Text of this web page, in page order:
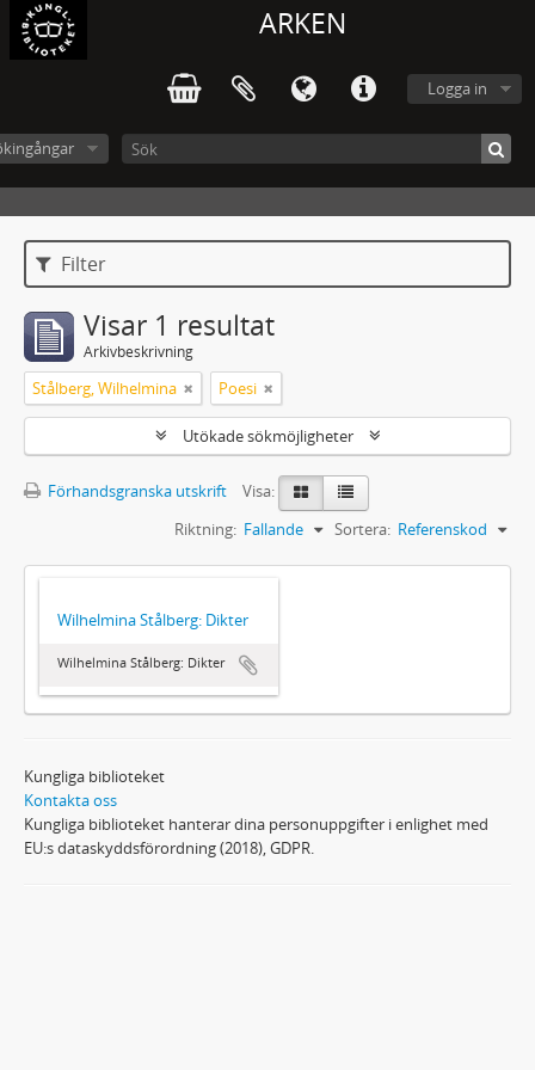
ARKEN
Logga in
Filter
Visar 1 resultat
Arkivbeskrivning
Stålberg, Wilhelmina Poesi
Utökade sökmöjligheter
Förhandsgranska utskrift
Visa:
Sortera: Referenskod
Riktning: Fallande
Wilhelmina Stålberg: Dikter
Wilhelmina Stålberg: Dikter
Kungliga biblioteket
Kontakta oss
Kungliga biblioteket hanterar dina personuppgifter i enlighet med
EU:s dataskyddsförordning (2018), GDPR.